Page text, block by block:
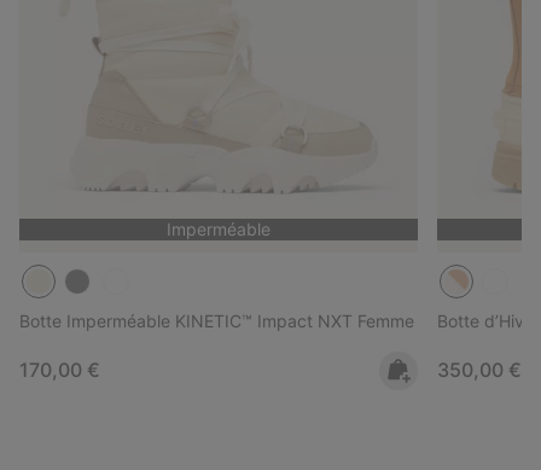
Imperméable
Botte Imperméable KINETIC™ Impact NXT Femme
Regular price:
170,00 €
Botte
Regular
350,00 €